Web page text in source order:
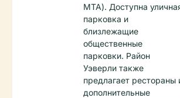
MTA). Доступна
парковка и
близлежащие
общественные
парковки. Район
Уэверли также
предлагает рестораны
дополнительные